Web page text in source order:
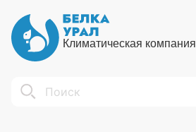
Климатическая компания
Search
Кондиционеры
Вентиляция
Реквизиты
Сертификаты